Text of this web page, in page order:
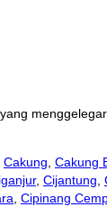
Cakung, Cakung
, Cijantung,
, Cipinang